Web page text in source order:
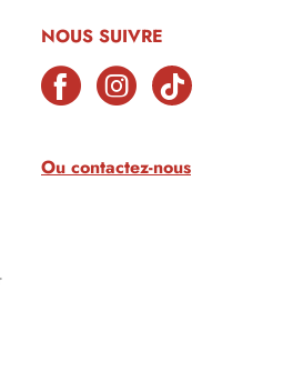
NOUS SUIVRE
Ou contactez-nous